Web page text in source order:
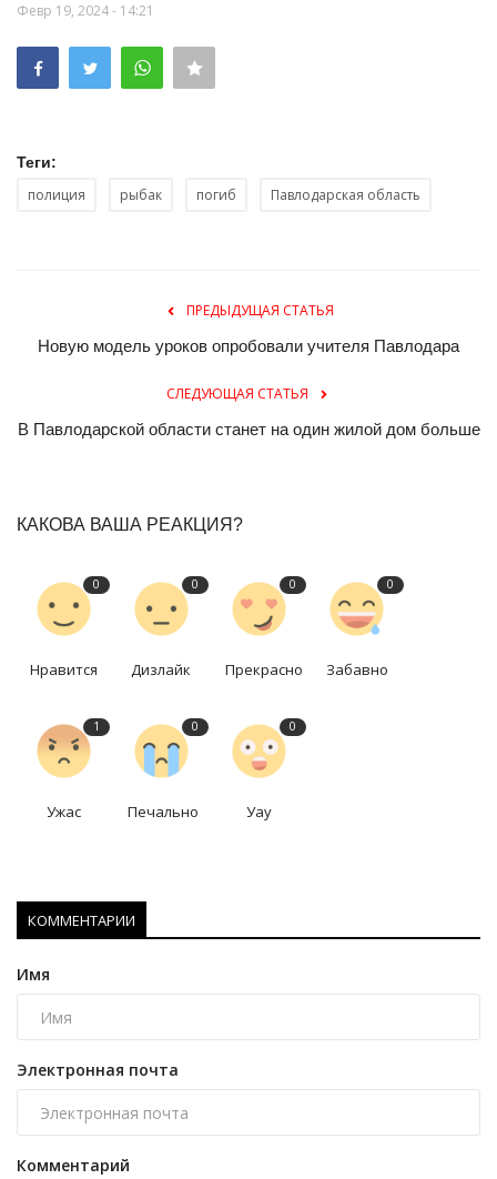
Февр 19, 2024 - 14:21
Теги:
полиция рыбак погиб Павлодарская область
ПРЕДЫДУЩАЯ СТАТЬЯ
Новую модель уроков опробовали учителя Павлодара
СЛЕДУЮЩАЯ СТАТЬЯ
В Павлодарской области станет на один жилой дом больше
КАКОВА ВАША РЕАКЦИЯ?
0
Нравится
0
Дизлайк
0
Прекрасно
0
Забавно
1
Ужас
0
Печально
0
Уау
КОММЕНТАРИИ
Имя
Электронная почта
Комментарий